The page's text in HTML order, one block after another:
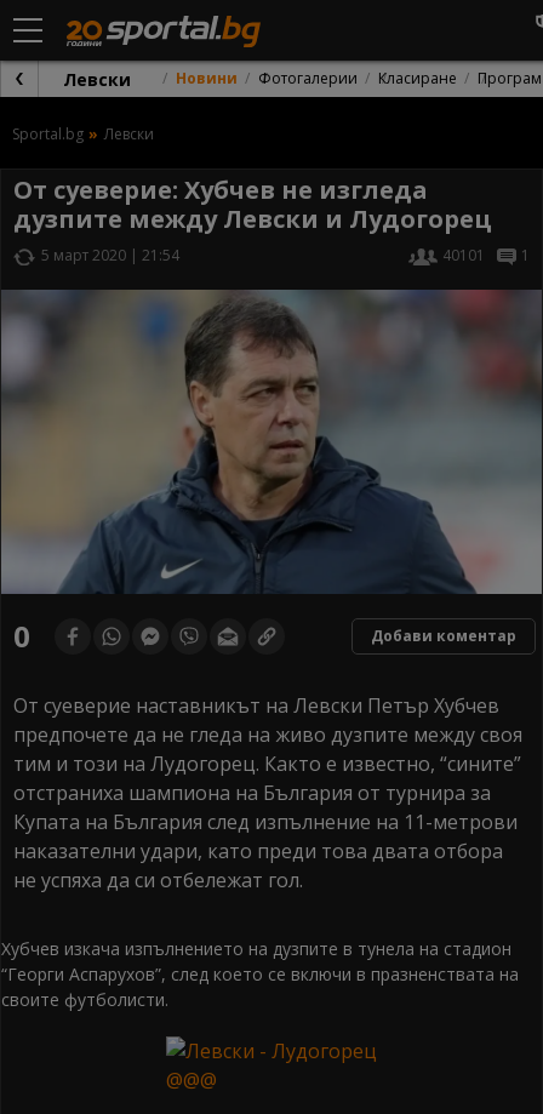
Левски Новини Фотогалерии Класиране
Sportal.bg Левски
От суеверие: Хубчев не изгледа
дузпите между Левски и Лудогорец
5 март 2020 | 21:54 40101 1
0 Добави коментар
От суеверие наставникът на Левски Петър Хубчев
предпочете да не гледа на живо дузпите между своя
тим и този на Лудогорец. Както е известно, “сините”
отстраниха шампиона на България от турнира за
Купата на България след изпълнение на 11-метрови
наказателни удари, като преди това двата отбора
не успяха да си отбележат гол.
Хубчев изкача изпълнението на дузпите в тунела на стадион
“Георги Аспарухов”, след което се включи в празненствата на
своите футболисти.
@@@